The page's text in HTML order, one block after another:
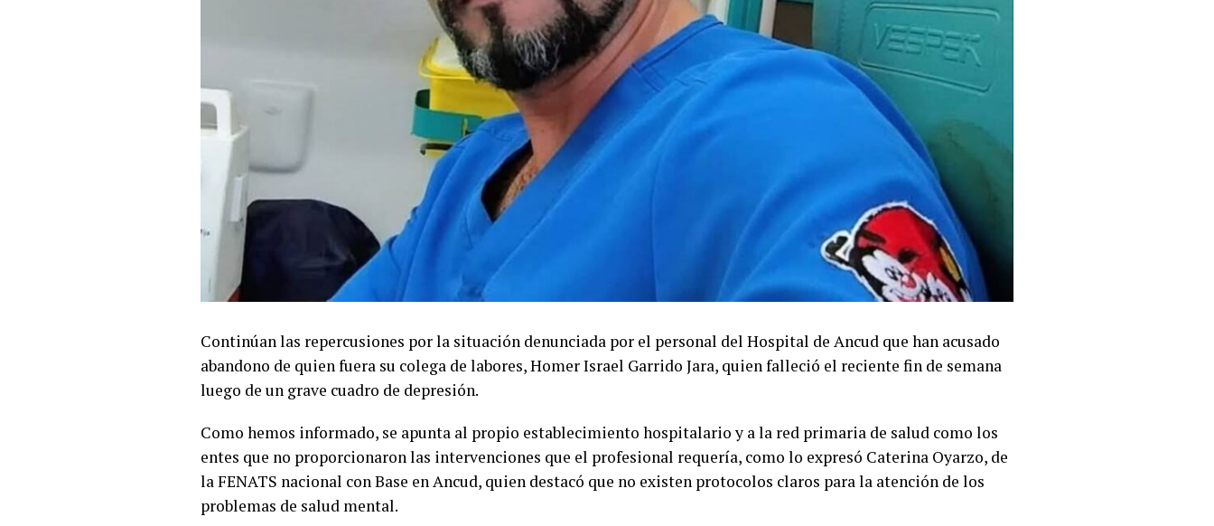
Continúan las repercusiones por la situación denunciada por el personal del Hospital de Ancud que han acusado
abandono de quien fuera su colega de labores, Homer Israel Garrido Jara, quien falleció el reciente fin de semana
luego de un grave cuadro de depresión.
Como hemos informado, se apunta al propio establecimiento hospitalario y a la red primaria de salud como los
entes que no proporcionaron las intervenciones que el profesional requería, como lo expresó Caterina Oyarzo, de
la FENATS nacional con Base en Ancud, quien destacó que no existen protocolos claros para la atención de los
problemas de salud mental.